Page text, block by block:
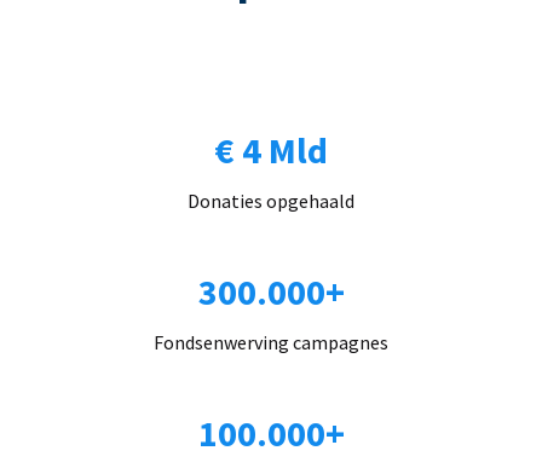
€ 4 Mld
Donaties opgehaald
300.000+
Fondsenwerving campagnes
100.000+